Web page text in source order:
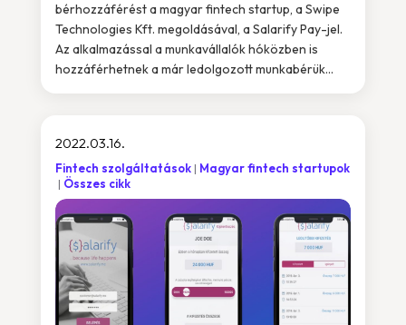
bérhozzáférést a magyar fintech startup, a Swipe
Technologies Kft. megoldásával, a Salarify Pay-jel.
Az alkalmazással a munkavállalók hóközben is
hozzáférhetnek a már ledolgozott munkabérük...
2022.03.16.
Fintech szolgáltatások
Magyar fintech startupok
Összes cikk